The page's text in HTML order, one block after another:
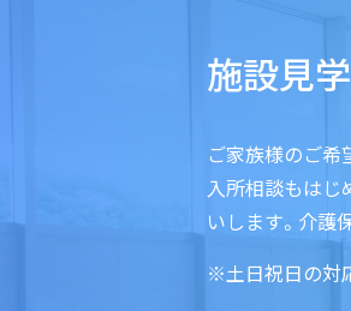
施設見
ご家族様のご希
入所相談もはじ
いします。介護
※土日祝日の対